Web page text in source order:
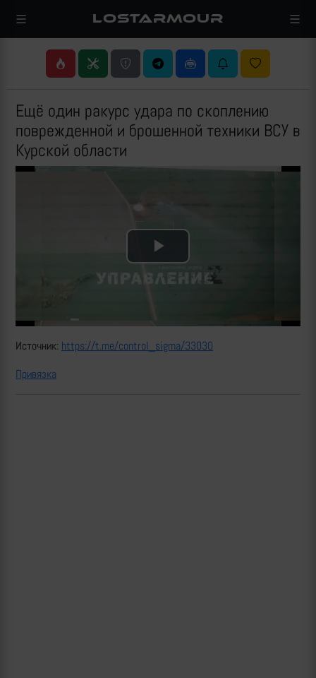
LOSTARMOUR
Ещё один ракурс удара по скоплению
поврежденной и брошенной техники ВСУ в
Курской области
Play
Источник: https://t.me/control_sigma/33030
Привязка